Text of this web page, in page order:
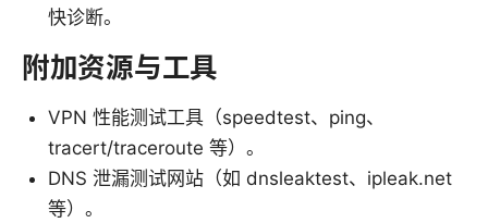
快诊断。
附加资源与工具
VPN 性能测试工具（speedtest、ping、
tracert/traceroute 等）。
DNS 泄漏测试网站（如 dnsleaktest、ipleak.net
等）。